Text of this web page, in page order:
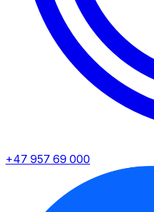
+47 957 69 000